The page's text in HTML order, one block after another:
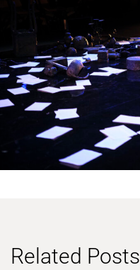
Related Posts